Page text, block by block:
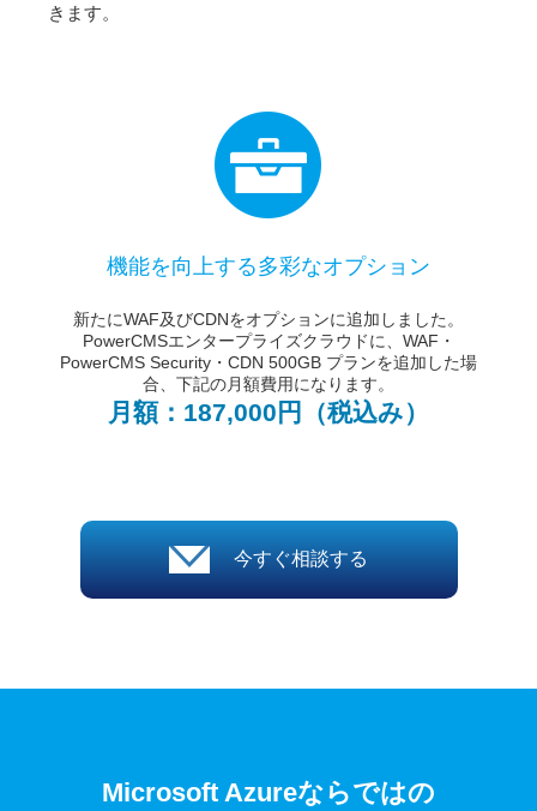
きます。
機能を向上する多彩なオプション
新たにWAF及びCDNをオプションに追加しました。
PowerCMSエンタープライズクラウドに、WAF・
PowerCMS Security・CDN 500GB プランを追加した場
合、下記の月額費用になります。
月額：187,000円（税込み）
今すぐ相談する
Microsoft Azureならではの